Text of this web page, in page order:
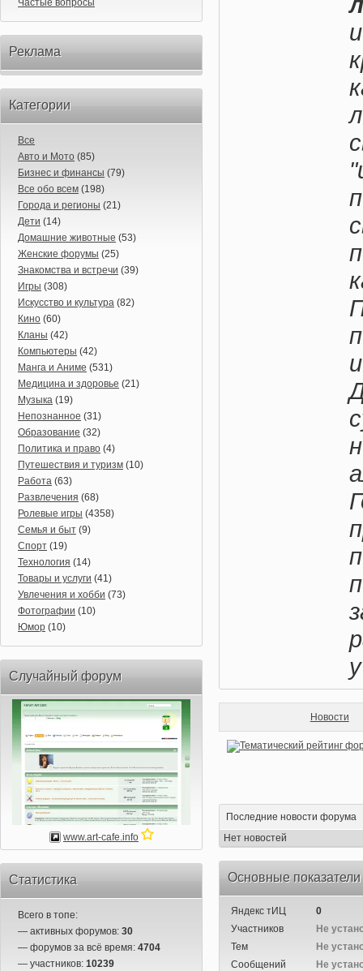
Частые вопросы
Реклама
Категории
Все
Авто и Мото (85)
Бизнес и финансы (79)
Все обо всем (198)
Города и регионы (21)
Дети (14)
Домашние животные (53)
Женские форумы (25)
Знакомства и встречи (39)
Игры (308)
Искусство и культура (82)
Кино (60)
Кланы (42)
Компьютеры (42)
Манга и Аниме (531)
Медицина и здоровье (21)
Музыка (19)
Непознанное (31)
Образование (32)
Политика и право (4)
Путешествия и туризм (10)
Работа (63)
Развлечения (68)
Ролевые игры (4358)
Семья и быт (9)
Спорт (19)
Технология (14)
Товары и услуги (41)
Увлечения и хобби (73)
Фотографии (10)
Юмор (10)
Случайный форум
www.art-cafe.info
Статистика
Всего в топе:
— активных форумов: 30
— форумов за всё время: 4704
— участников: 10239
Новости
Последние новости форума
Нет новостей
Основные
Яндекс тИЦ
0
Участников
Не
Тем
Не
Сообщений
Не